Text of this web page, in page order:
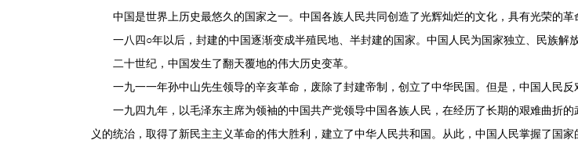
中国是世界上历史最悠久的国家之一。中国各族人民共同创造了光辉灿烂的文化，具有光荣的革
一八四○年以后，封建的中国逐渐变成半殖民地、半封建的国家。中国人民为国家独立、民族解放
二十世纪，中国发生了翻天覆地的伟大历史变革。
一九一一年孙中山先生领导的辛亥革命，废除了封建帝制，创立了中华民国。但是，中国人民反
一九四九年，以毛泽东主席为领袖的中国共产党领导中国各族人民，在经历了长期的艰难曲折的
义的统治，取得了新民主主义革命的伟大胜利，建立了中华人民共和国。从此，中国人民掌握了国家